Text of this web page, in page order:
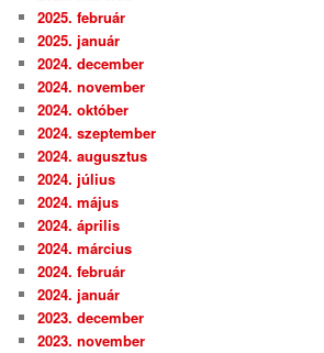
2025. február
2025. január
2024. december
2024. november
2024. október
2024. szeptember
2024. augusztus
2024. július
2024. május
2024. április
2024. március
2024. február
2024. január
2023. december
2023. november